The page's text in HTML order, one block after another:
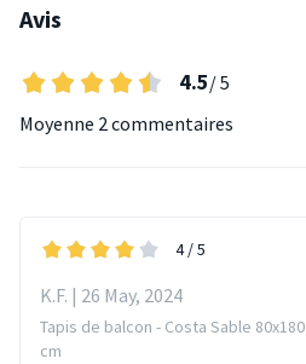
Avis
4.5/ 5
Moyenne 2 commentaires
4 / 5
K.F. | 26 May, 2024
Tapis de balcon - Costa Sable 80x180
cm